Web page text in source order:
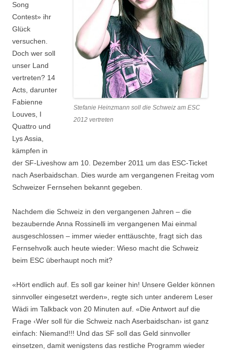
Stefanie Heinzmann soll die Schweiz am ESC
2012 vertreten
Song
Contest» ihr
Glück
versuchen.
Doch wer soll
unser Land
vertreten? 14
Acts, darunter
Fabienne
Louves, I
Quattro und
Lys Assia,
kämpfen in
der SF-Liveshow am 10. Dezember 2011 um das ESC-Ticket
nach Aserbaidschan. Dies wurde am vergangenen Freitag vom
Schweizer Fernsehen bekannt gegeben.
Nachdem die Schweiz in den vergangenen Jahren – die
bezaubernde Anna Rossinelli im vergangenen Mai einmal
ausgeschlossen – immer wieder enttäuschte, fragt sich das
Fernsehvolk auch heute wieder: Wieso macht die Schweiz
beim ESC überhaupt noch mit?
«Hört endlich auf. Es soll gar keiner hin! Unsere Gelder können
sinnvoller eingesetzt werden», regte sich unter anderem Leser
Wädi im Talkback von 20 Minuten auf. «Die Antwort auf die
Frage ‹Wer soll für die Schweiz nach Aserbaidschan› ist ganz
einfach: Niemand!!! Und das SF soll das Geld sinnvoller
einsetzen, damit wenigstens das restliche Programm wieder